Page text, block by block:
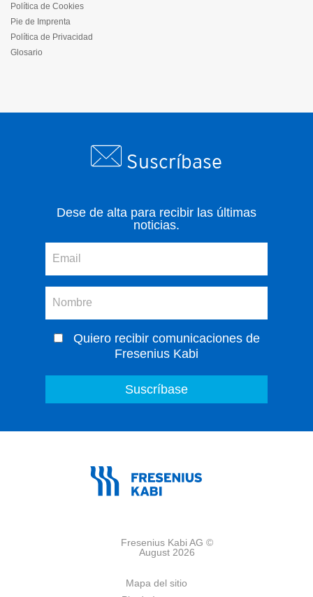
Política de Cookies
Pie de Imprenta
Política de Privacidad
Glosario
Suscríbase
Dese de alta para recibir las últimas
noticias.
Quiero recibir comunicaciones de
Fresenius Kabi
Fresenius Kabi AG ©
August 2026
Mapa del sitio